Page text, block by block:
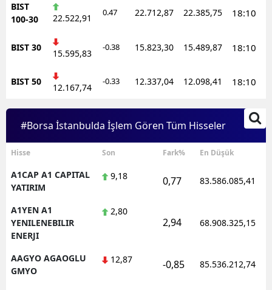
BIST
100-30
22.522,91 0.47 22.712,87 22.385,75 18:10
BIST 30
15.595,83
-0.38 15.823,30 15.489,87 18:10
BIST 50
12.167,74
-0.33 12.337,04 12.098,41 18:10
#Borsa İstanbulda İşlem Gören Tüm Hisseler
Hisse Son Fark% En Düşük
A1CAP A1 CAPITAL
YATIRIM
9,18 0,77 83.586.085,41
A1YEN A1
YENILENEBILIR
ENERJI
2,80
2,94 68.908.325,15
AAGYO AGAOGLU
GMYO
12,87 -0,85 85.536.212,74